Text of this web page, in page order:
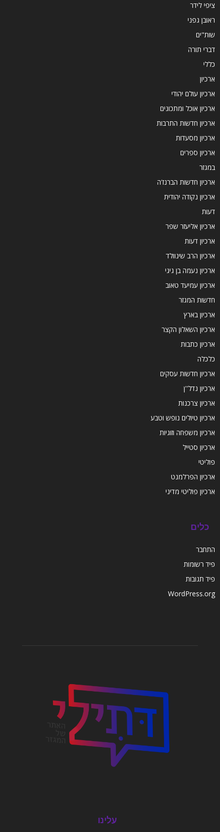
ציפי לידר
ראובן גפני
שות"ים
דברי תורה
כללי
ארכיון
ארכיון עולם יהודי
ארכיון אוכל ומתכונים
ארכיון חדשות התרבות
ארכיון מסעדות
ארכיון ספרים
במגזר
ארכיון חדשות הברנז'ה
ארכיון נקודה יהודית
דעות
ארכיון אליעזר שפר
ארכיון דעות
ארכיון הרב שינוולד
ארכיון נעמה בן גיגי
ארכיון עמיעד טאוב
חדשות המגזר
ארכיון בארץ
ארכיון השאלון הקצר
ארכיון כתבות
כלכלה
ארכיון חדשות עסקים
ארכיון נדל''ן
ארכיון צרכנות
ארכיון טיולים נופש וטבע
ארכיון משפחה וזוגיות
ארכיון סטייל
פוליטי
ארכיון הפרלמנט
ארכיון פוליטי מדיני
כלים
התחבר
פיד רשומות
פיד תגובות
WordPress.org
עלינו